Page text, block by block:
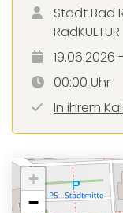
Stadt Bad
RadKULTUR
19.06.2026
00:00 Uhr
In ihrem
+
−